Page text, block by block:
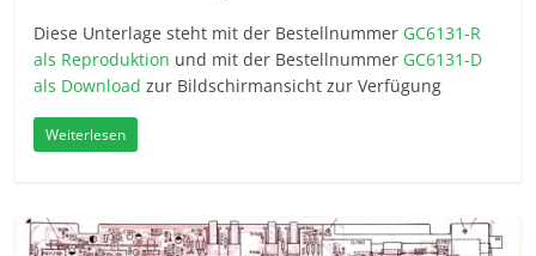
Diese Unterlage steht mit der Bestellnummer GC6131-R
als Reproduktion und mit der Bestellnummer GC6131-D
als Download zur Bildschirmansicht zur Verfügung
Weiterlesen